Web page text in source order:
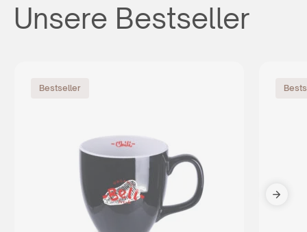
Unsere Bestseller
Bestseller